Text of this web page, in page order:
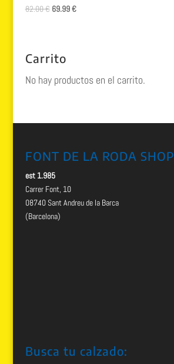
82.00€ El
82.00 €.
69.99€El
Carrito
No hay productos en el carrito.
FONT DE LA RODA SHOP
est 1.985
Carrer Font, 10
08740 Sant Andreu de la Barca
(Barcelona)
Busca tu calzado: